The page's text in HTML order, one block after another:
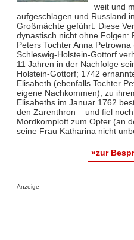
weit und
aufgeschlagen und Russland
Großmächte geführt. Diese
dynastisch nicht ohne Folgen:
Peters Tochter Anna
Schleswig-Holstein-Gottorf
11 Jahren in der Nachfolge
Holstein-Gottorf; 1742
Elisabeth (ebenfalls Tochter
eigene Nachkommen), zu
Elisabeths im Januar 1762
den Zarenthron – und fiel
Mordkomplott zum Opfer (an
seine Frau Katharina nicht
»zur
Anzeige